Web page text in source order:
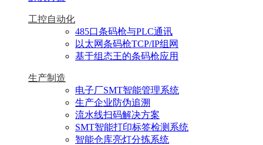
工控自动化
485口条码枪与PLC通讯
以太网条码枪TCP/IP组网
基于组态王的条码枪应用
生产制造
电子厂SMT智能管理系统
生产企业防伪追溯
流水线扫码解决方案
SMT智能打印标签检测系统
智能仓库亮灯分拣系统